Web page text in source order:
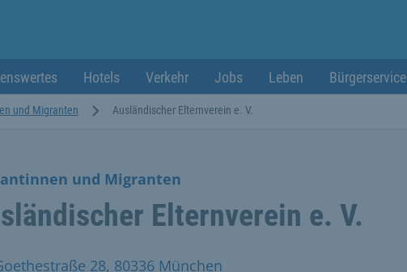
Hotels Verkehr Jobs Leben Bürgerservice
und Migranten Ausländischer Elternverein e. V.
und Migranten
Elternverein e. V.
28, 80336 München